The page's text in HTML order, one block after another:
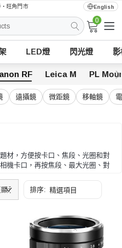
旺角門市 English
0
LED燈 閃光燈
RF Leica M PL
遠攝鏡 微距鏡 移軸鏡
材，方便按卡口、焦段、光圈和對
機卡口，再按焦段、最大光圈、對
焦段、最大光圈、對焦方式、重量